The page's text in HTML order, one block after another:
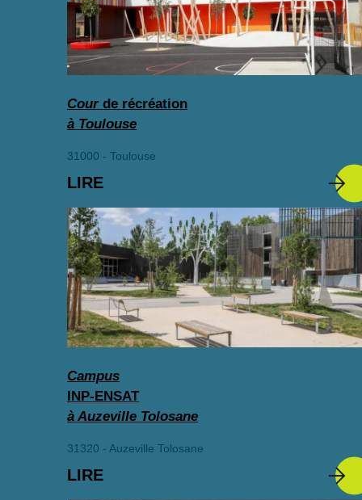
Courde récréation
à Toulouse
31000 - Toulouse
LIRE
Campus
INP-ENSAT
à Auzeville Tolosane
31320 - Auzeville Tolosane
LIRE